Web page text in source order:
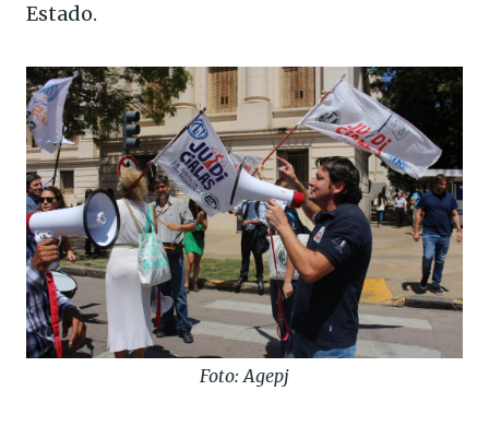
Estado.
Foto: Agepj